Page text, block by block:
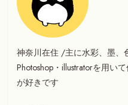
神奈川在住 /主に水彩、墨、
Photoshop・illustratorを用い
が好きです